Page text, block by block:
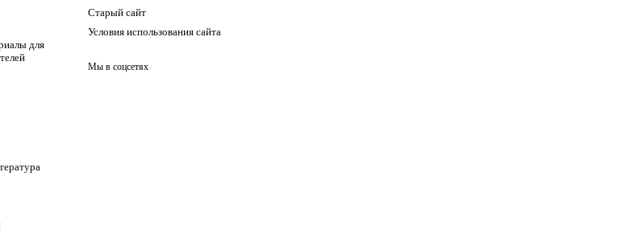
для
Старый сайт
Условия использования сайта
Мы в соцсетях